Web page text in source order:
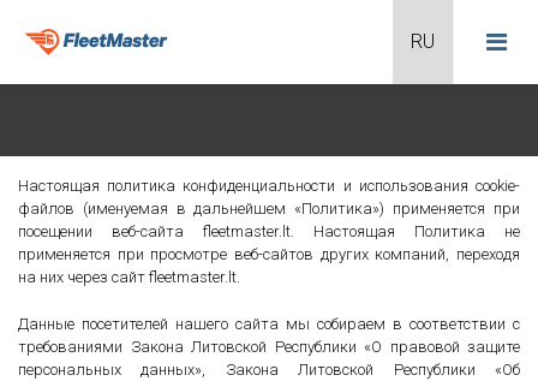
Настоящая политика конфиденциальности и использования cookie-
файлов (именуемая в дальнейшем «Политика») применяется при
посещении веб-сайта fleetmaster.lt. Настоящая Политика не
применяется при просмотре веб-сайтов других компаний, переходя
на них через сайт fleetmaster.lt.
Данные посетителей нашего сайта мы собираем в соответствии с
требованиями Закона Литовской Республики «О правовой защите
персональных данных», Закона Литовской Республики «Об